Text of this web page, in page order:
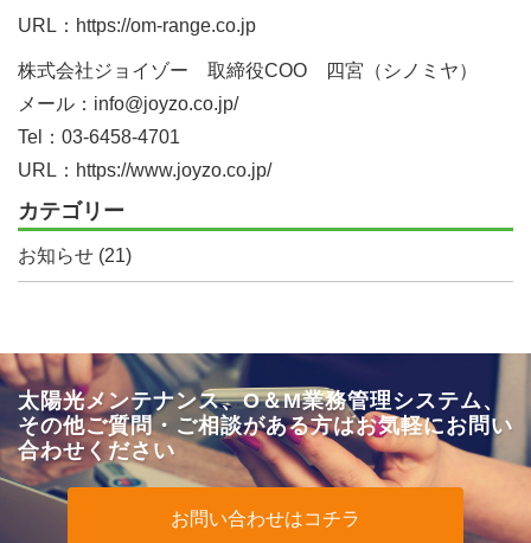
URL：https://om-range.co.jp
株式会社ジョイゾー 取締役COO 四宮（シノミヤ）
メール：info@joyzo.co.jp/
Tel：03-6458-4701
URL：https://www.joyzo.co.jp/
カテゴリー
お知らせ (21)
太陽光メンテナンス、O＆M業務管理システム、
その他ご質問・ご相談がある方はお気軽にお問い
合わせください
お問い合わせはコチラ